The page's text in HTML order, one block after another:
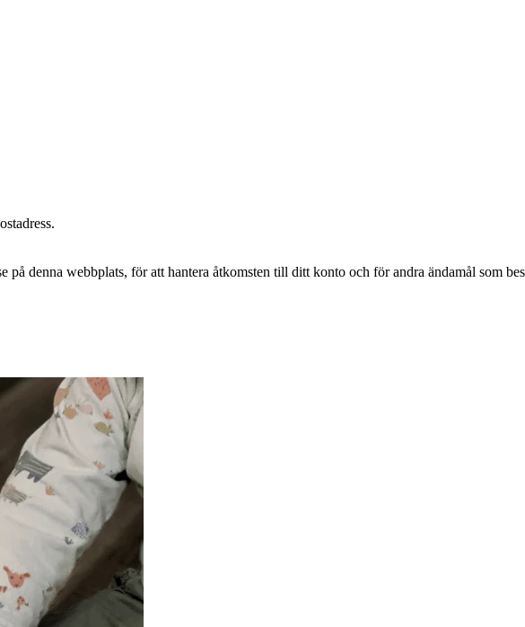
denna webbplats, för att hantera åtkomsten till ditt konto och för andra ändamål som